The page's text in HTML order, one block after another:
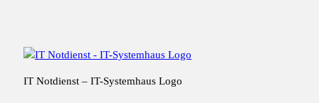
IT Notdienst – IT-Systemhaus Logo